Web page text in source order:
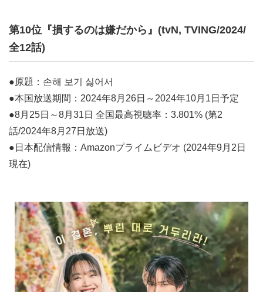
第10位『損するのは嫌だから』(tvN, TVING/2024/
全12話)
●原題：손해 보기 싫어서
●本国放送期間：2024年8月26日～2024年10月1日予定
●8月25日～8月31日 全国最高視聴率：3.801% (第2
話/2024年8月27日放送)
●日本配信情報：Amazonプライムビデオ (2024年9月2日
現在)